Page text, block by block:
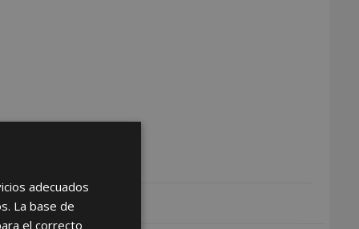
adecuados
La base de
el correcto